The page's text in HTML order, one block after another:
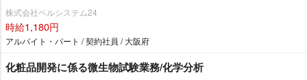
株式会社ベルシステム24
時給1,180円
アルバイト・パート / 契約社員 / 大阪府
化粧品開発に係る微生物試験業務/化学分析